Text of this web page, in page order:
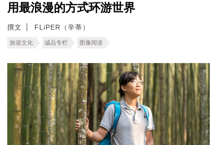
用最浪漫的方式环游世界
撰文 FLiPER（辛蒂）
旅遊文化 诚品专栏 图像阅读